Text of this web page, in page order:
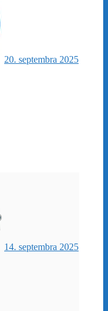
20. septembra 2025
14. septembra 2025